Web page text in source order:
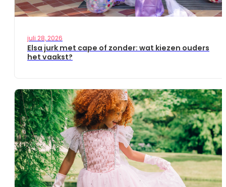
juli 28, 2026
Elsa jurk met cape of zonder: wat kiezen ouders
het vaakst?